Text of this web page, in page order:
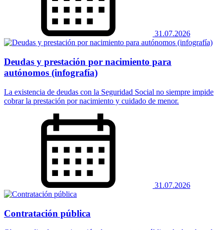
31.07.2026
Deudas y prestación por nacimiento para
autónomos (infografía)
La existencia de deudas con la Seguridad Social no siempre impide
cobrar la prestación por nacimiento y cuidado de menor.
31.07.2026
Contratación pública